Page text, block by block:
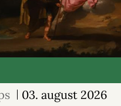
03. august 2026